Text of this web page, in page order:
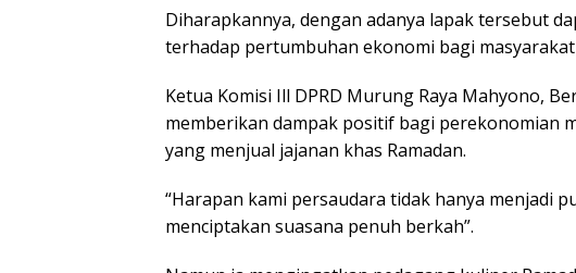
Diharapkannya, dengan adanya lapak tersebut
terhadap pertumbuhan ekonomi bagi
Ketua Komisi Ill DPRD Murung Raya Mahyono,
memberikan dampak positif bagi perekonomian
yang menjual jajanan khas Ramadan.
“Harapan kami persaudara tidak hanya menjadi
menciptakan suasana penuh berkah”.